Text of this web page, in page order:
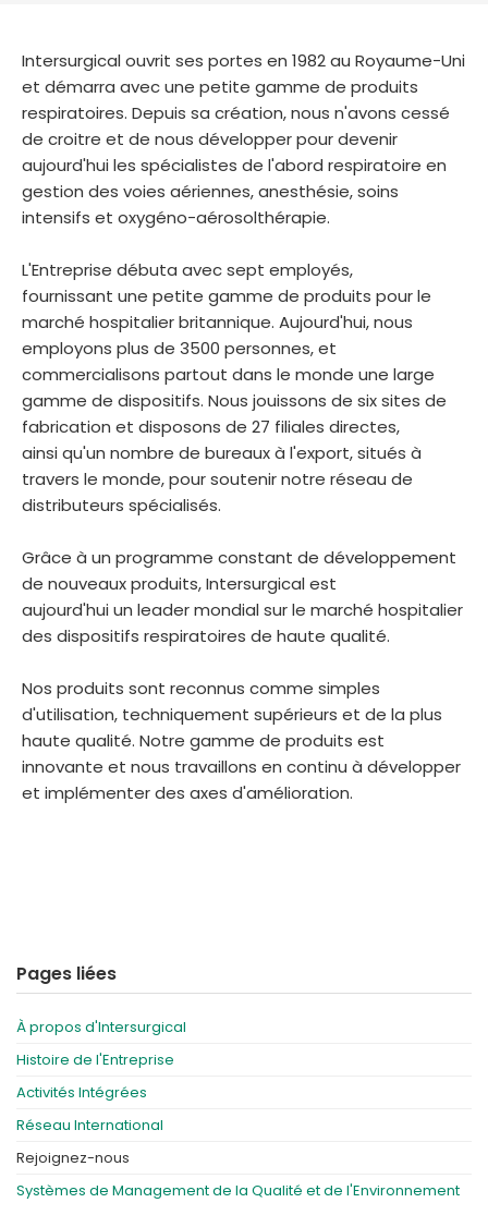
International English
Intersurgical ouvrit ses portes en 1982 au Royaume-Uni
et démarra avec une petite gamme de produits
respiratoires. Depuis sa création, nous n'avons cessé
de croitre et de nous développer pour devenir
aujourd'hui les spécialistes de l'abord respiratoire en
gestion des voies aériennes, anesthésie, soins
intensifs et oxygéno-aérosolthérapie.
L'Entreprise débuta avec sept employés,
fournissant une petite gamme de produits pour le
marché hospitalier britannique. Aujourd'hui, nous
employons plus de 3500 personnes, et
commercialisons partout dans le monde une large
gamme de dispositifs. Nous jouissons de six sites de
fabrication et disposons de 27 filiales directes,
ainsi qu'un nombre de bureaux à l'export, situés à
travers le monde, pour soutenir notre réseau de
distributeurs spécialisés.
Grâce à un programme constant de développement
de nouveaux produits, Intersurgical est
aujourd'hui un leader mondial sur le marché hospitalier
des dispositifs respiratoires de haute qualité.
Nos produits sont reconnus comme simples
d'utilisation, techniquement supérieurs et de la plus
haute qualité. Notre gamme de produits est
innovante et nous travaillons en continu à développer
et implémenter des axes d'amélioration.
Pages liées
À propos d'Intersurgical
Histoire de l'Entreprise
Activités Intégrées
Réseau International
Rejoignez-nous
Systèmes de Management de la Qualité et de l'Environnement